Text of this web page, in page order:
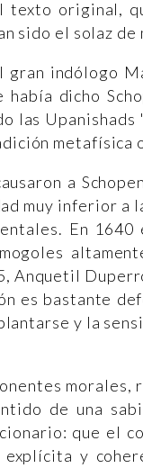
texto original,
sido el solaz
gran indólogo
había dicho
las
a
muy inferior a
En 1640
Anquetil
es bastante
y la
de una
que el
y